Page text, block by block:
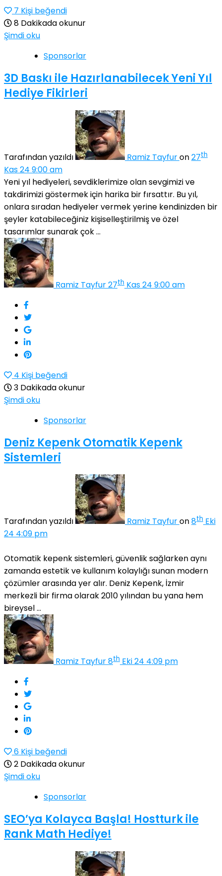
7 Kişi beğendi
8 Dakikada okunur
Şimdi oku
Sponsorlar
3D Baskı ile Hazırlanabilecek Yeni Yıl
Hediye Fikirleri
Tarafından yazıldı Ramiz Tayfuron27th
Kas 24 9:00 am
Yeni yıl hediyeleri, sevdiklerimize olan sevgimizi ve
takdirimizi göstermek için harika bir fırsattır. Bu yıl,
onlara sıradan hediyeler vermek yerine kendinizden bir
şeyler katabileceğiniz kişiselleştirilmiş ve özel
tasarımlar sunarak çok ...
Ramiz Tayfur27th Kas 24 9:00 am
4 Kişi beğendi
3 Dakikada okunur
Şimdi oku
Sponsorlar
Deniz Kepenk Otomatik Kepenk
Sistemleri
Tarafından yazıldı Ramiz Tayfuron8th Eki
24 4:09 pm
Otomatik kepenk sistemleri, güvenlik sağlarken aynı
zamanda estetik ve kullanım kolaylığı sunan modern
çözümler arasında yer alır. Deniz Kepenk, İzmir
merkezli bir firma olarak 2010 yılından bu yana hem
bireysel ...
Ramiz Tayfur8th Eki 24 4:09 pm
6 Kişi beğendi
2 Dakikada okunur
Şimdi oku
Sponsorlar
SEO’ya Kolayca Başla! Hostturk ile
Rank Math Hediye!